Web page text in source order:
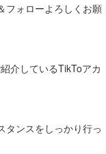
フォローよろしくお願
介しているTikToアカ
タンスをしっかり行っ